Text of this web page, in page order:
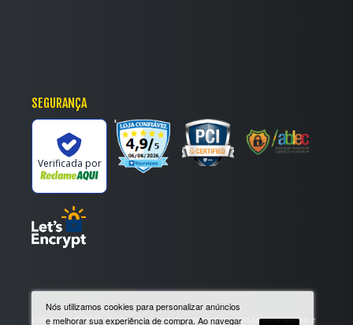
faixas da Adidas.
Tamanhos e ajuste perfeito para o seu pé
Os tênis femininos em material sintético da Espaço Tênis
estão disponíveis em numerações que vão do 33 ao 44,
garantindo um ajuste confortável para diferentes tipos de
Os modelos contam com fechamento com e
caminhar.Nós utilizamos cookies para personalizar anúncios
e melhorar sua experiência de compra. Ao navegar
SEGURANÇA
Verificada por
'
Copyright © 2025. Todos os direitos reservados. Todas as marcas e